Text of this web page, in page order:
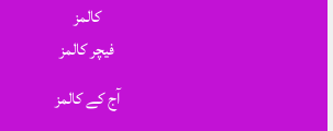
کالمز
فیچر کالمز
آج کے کالمز